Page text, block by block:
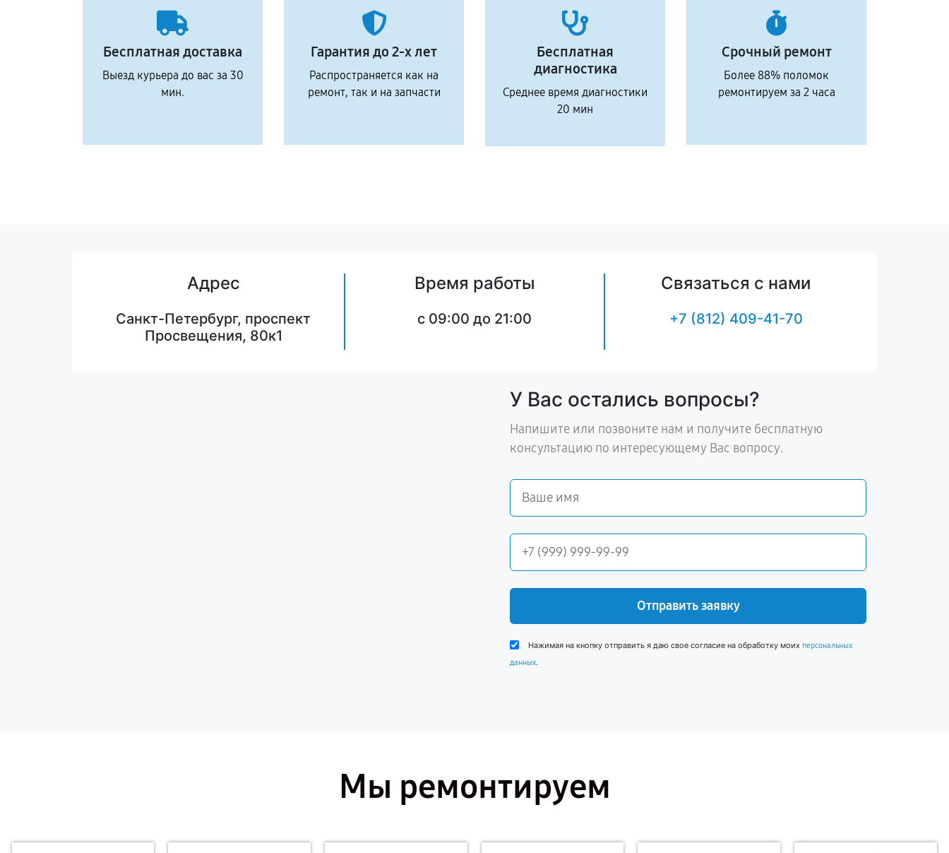
Бесплатная доставка
Выезд курьера до вас за 30
мин.
Гарантия до 2-х лет
Распространяется как на
ремонт, так и на запчасти
Бесплатная
диагностика
Среднее время диагностики
20 мин
Срочный ремонт
Более 88% поломок
ремонтируем за 2 часа
Адрес
Санкт-Петербург, проспект
Просвещения, 80к1
Время работы
c 09:00 до 21:00
Связаться с нами
+7 (812) 409-41-70
У Вас остались вопросы?
Напишите или позвоните нам и получите бесплатную
консультацию по интересующему Вас вопросу.
Отправить заявку
Нажимая на кнопку отправить я даю свое согласие на обработку моих персональных
данных.
Мы ремонтируем